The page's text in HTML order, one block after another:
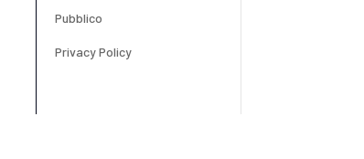
Pubblico
Privacy Policy